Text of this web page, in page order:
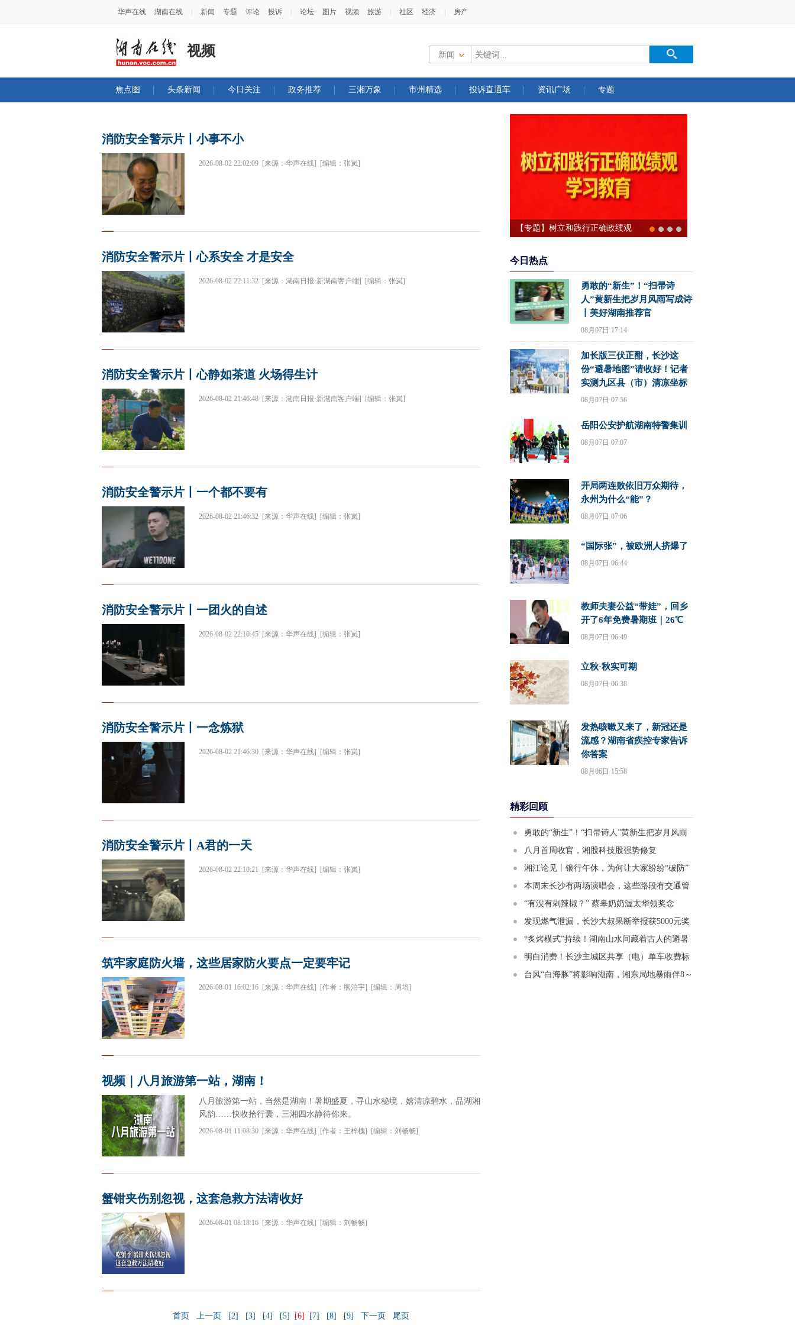
华声在线 湖南在线 新闻 专题 评论 投诉 论坛 图片 视频 旅游 社区 经济 房产
视频 新闻
焦点图 头条新闻 今日关注 政务推荐 三湘万象 市州精选 投诉直通车 资讯广场 专题
消防安全警示片丨小事不小
2026-08-02 22:02:09 [来源：华声在线] [编辑：张岚]
消防安全警示片丨心系安全 才是安全
2026-08-02 22:11:32 [来源：湖南日报·新湖南客户端] [编辑：张岚]
消防安全警示片丨心静如茶道 火场得生计
2026-08-02 21:46:48 [来源：湖南日报·新湖南客户端] [编辑：张岚]
消防安全警示片丨一个都不要有
2026-08-02 21:46:32 [来源：华声在线] [编辑：张岚]
消防安全警示片丨一团火的自述
2026-08-02 22:10:45 [来源：华声在线] [编辑：张岚]
消防安全警示片丨一念炼狱
2026-08-02 21:46:30 [来源：华声在线] [编辑：张岚]
消防安全警示片丨A君的一天
2026-08-02 22:10:21 [来源：华声在线] [编辑：张岚]
筑牢家庭防火墙，这些居家防火要点一定要牢记
2026-08-01 16:02:16 [来源：华声在线] [作者：熊泊宇] [编辑：周培]
视频｜八月旅游第一站，湖南！
八月旅游第一站，当然是湖南！暑期盛夏，寻山水秘境，嬉清凉碧水，品湖湘
风韵……快收拾行囊，三湘四水静待你来。
2026-08-01 11:08:30 [来源：华声在线] [作者：王梓槐] [编辑：刘畅畅]
蟹钳夹伤别忽视，这套急救方法请收好
2026-08-01 08:18:16 [来源：华声在线] [编辑：刘畅畅]
首页 上一页 [2] [3] [4] [5] [6] [7] [8] [9] 下一页 尾页
【专题】树立和践行正确政绩观
今日热点
勇敢的“新生”！“扫帚诗
人”黄新生把岁月风雨写成诗
丨美好湖南推荐官
08月07日 17:14
加长版三伏正酣，长沙这
份“避暑地图”请收好！记者
实测九区县（市）清凉坐标
08月07日 07:56
岳阳公安护航湖南特警集训
08月07日 07:07
开局两连败依旧万众期待，
永州为什么“能”？
08月07日 07:06
“国际张”，被欧洲人挤爆了
08月07日 06:44
教师夫妻公益“带娃”，回乡
开了6年免费暑期班｜26℃
08月07日 06:49
立秋·秋实可期
08月07日 06:38
发热咳嗽又来了，新冠还是
流感？湖南省疾控专家告诉
你答案
08月06日 15:58
精彩回顾
勇敢的“新生”！“扫帚诗人”黄新生把岁月风雨
写成诗丨美好湖南推荐官
八月首周收官，湘股科技股强势修复
湘江论见丨银行午休，为何让大家纷纷“破防”
本周末长沙有两场演唱会，这些路段有交通管
制
“有没有剁辣椒？” 蔡皋奶奶渥太华领奖念
叨“想吃辣椒”
发现燃气泄漏，长沙大叔果断举报获5000元奖
励
“炙烤模式”持续！湖南山水间藏着古人的避暑
智慧
明白消费！长沙主城区共享（电）单车收费标
准请收好
台风“白海豚”将影响湖南，湘东局地暴雨伴8～